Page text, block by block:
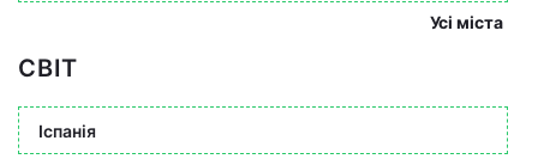
Усі міста
СВІТ
Іспанія